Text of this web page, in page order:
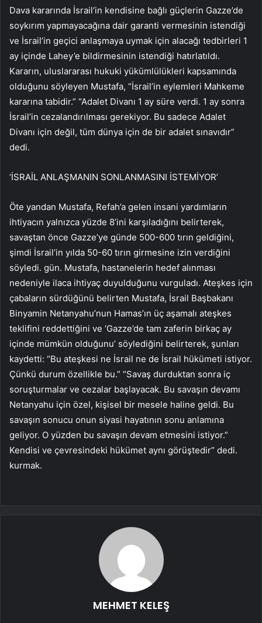
Dava kararında İsrail’in kendisine bağlı güçlerin Gazze’de
soykırım yapmayacağına dair garanti vermesinin istendiği
ve İsrail’in geçici anlaşmaya uymak için alacağı tedbirleri 1
ay içinde Lahey’e bildirmesinin istendiği hatırlatıldı.
Kararın, uluslararası hukuki yükümlülükleri kapsamında
olduğunu söyleyen Mustafa, “İsrail’in eylemleri Mahkeme
kararına tabidir.” “Adalet Divanı 1 ay süre verdi. 1 ay sonra
İsrail’in cezalandırılması gerekiyor. Bu sadece Adalet
Divanı için değil, tüm dünya için de bir adalet sınavıdır”
dedi.
‘İSRAİL ANLAŞMANIN SONLANMASINI İSTEMİYOR’
Öte yandan Mustafa, Refah’a gelen insani yardımların
ihtiyacın yalnızca yüzde 8’ini karşıladığını belirterek,
savaştan önce Gazze’ye günde 500-600 tırın geldiğini,
şimdi İsrail’in yılda 50-60 tırın girmesine izin verdiğini
söyledi. gün. Mustafa, hastanelerin hedef alınması
nedeniyle ilaca ihtiyaç duyulduğunu vurguladı. Ateşkes için
çabaların sürdüğünü belirten Mustafa, İsrail Başbakanı
Binyamin Netanyahu’nun Hamas’ın üç aşamalı ateşkes
teklifini reddettiğini ve ‘Gazze’de tam zaferin birkaç ay
içinde mümkün olduğunu’ söylediğini belirterek, şunları
kaydetti: “Bu ateşkesi ne İsrail ne de İsrail hükümeti istiyor.
Çünkü durum özellikle bu.” “Savaş durduktan sonra iç
soruşturmalar ve cezalar başlayacak. Bu savaşın devamı
Netanyahu için özel, kişisel bir mesele haline geldi. Bu
savaşın sonucu onun siyasi hayatının sonu anlamına
geliyor. O yüzden bu savaşın devam etmesini istiyor.”
Kendisi ve çevresindeki hükümet aynı görüştedir” dedi.
kurmak.
MEHMET KELEŞ